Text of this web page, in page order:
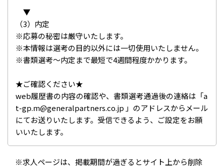
▼
（3）内定
※応募の秘密は厳守いたします。
※本情報は選考の目的以外には一切使用いたしません。
※書類選考～内定まで最短で4週間程度かかります。
★ご確認ください★
web履歴書の内容の確認や、書類選考通過後の連絡は「a
t-gp.m@generalpartners.co.jp 」のアドレスからメール
にてお送りいたします。受信できるよう、ご設定をお願
いいたします。
※求人ページは、掲載期間が過ぎるとサイト上から削除